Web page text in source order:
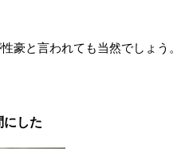
豪と言われても当然でしょう。
にした